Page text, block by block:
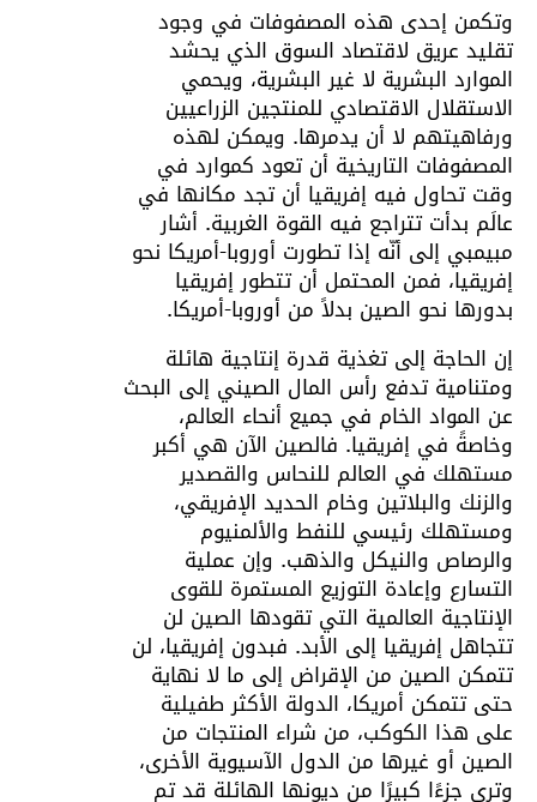
وتكمن إحدى هذه المصفوفات في وجود
تقليد عريق لاقتصاد السوق الذي يحشد
الموارد البشرية لا غير البشرية، ويحمي
الاستقلال الاقتصادي للمنتجين الزراعيين
ورفاهيتهم لا أن يدمرها. ويمكن لهذه
المصفوفات التاريخية أن تعود كموارد في
وقت تحاول فيه إفريقيا أن تجد مكانها في
عالَم بدأت تتراجع فيه القوة الغربية. أشار
مبيمبي إلى أنّه إذا تطورت أوروبا-أمريكا نحو
إفريقيا، فمن المحتمل أن تتطور إفريقيا
بدورها نحو الصين بدلاً من أوروبا-أمريكا.
إن الحاجة إلى تغذية قدرة إنتاجية هائلة
ومتنامية تدفع رأس المال الصيني إلى البحث
عن المواد الخام في جميع أنحاء العالم،
وخاصةً في إفريقيا. فالصين الآن هي أكبر
مستهلك في العالم للنحاس والقصدير
والزنك والبلاتين وخام الحديد الإفريقي،
ومستهلك رئيسي للنفط والألمنيوم
والرصاص والنيكل والذهب. وإن عملية
التسارع وإعادة التوزيع المستمرة للقوى
الإنتاجية العالمية التي تقودها الصين لن
تتجاهل إفريقيا إلى الأبد. فبدون إفريقيا، لن
تتمكن الصين من الإقراض إلى ما لا نهاية
حتى تتمكن أمريكا، الدولة الأكثر طفيلية
على هذا الكوكب، من شراء المنتجات من
الصين أو غيرها من الدول الآسيوية الأخرى،
وترى جزءًا كبيرًا من ديونها الهائلة قد تم